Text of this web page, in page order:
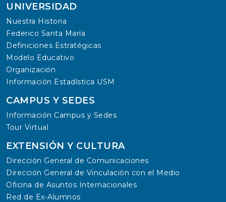
UNIVERSIDAD
Nuestra Historia
Federico Santa María
Definiciones Estratégicas
Modelo Educativo
Organización
Información Estadística USM
CAMPUS Y SEDES
Información Campus y Sedes
Tour Virtual
EXTENSIÓN Y CULTURA
Dirección General de Comunicaciones
Dirección General de Vinculación con el Medio
Oficina de Asuntos Internacionales
Red de Ex-Alumnos